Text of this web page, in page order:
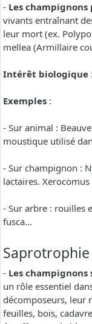
- Les champignons
vivants entraînant
leur mort (ex.
mellea (Armillaire
Intérêt biologique
Exemples :
- Sur animal :
moustique utilisé
- Sur champignon :
lactaires.
- Sur arbre : rouilles
fusca…
Saprotrophie
- Les
un rôle essentiel
décomposeurs, leur
feuilles, bois,